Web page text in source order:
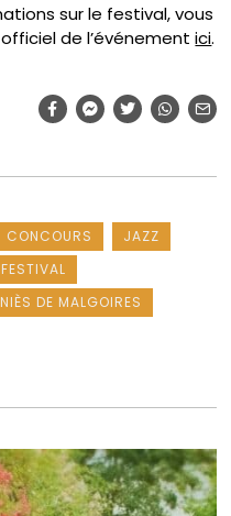
sur le festival, vous
de l’événementici.
CONCOURS
JAZZ
DE MALGOIRES